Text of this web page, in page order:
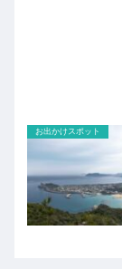
お出かけスポット